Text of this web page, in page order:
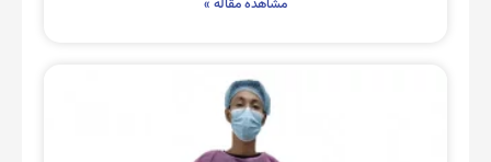
مشاهده مقاله »